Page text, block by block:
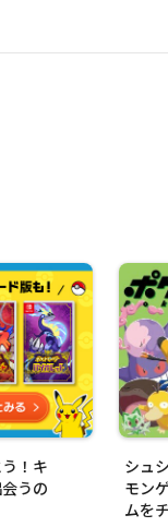
！キ
うの
シュ
モン
ムを